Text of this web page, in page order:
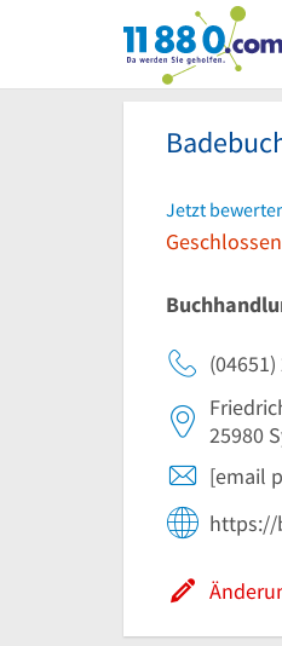
11880.com
Jetzt
(04651)
25980
[email
https://